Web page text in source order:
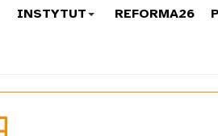
INSTYTUT REFORMA26